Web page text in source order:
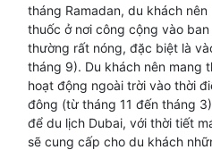
tháng Ramadan, du khách
thuốc ở nơi công cộng vào
thường rất nóng, đặc biệt là
tháng 9). Du khách nên mang
hoạt động ngoài trời vào thời
đông (từ tháng 11 đến tháng
để du lịch Dubai, với thời tiết
sẽ cung cấp cho du khách